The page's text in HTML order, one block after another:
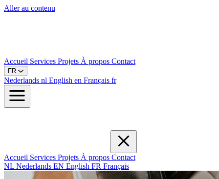
Aller au contenu
Accueil Services Projets À propos Contact
FR
Nederlands nl English en Français fr
Accueil Services Projets À propos Contact
NL Nederlands EN English FR Français